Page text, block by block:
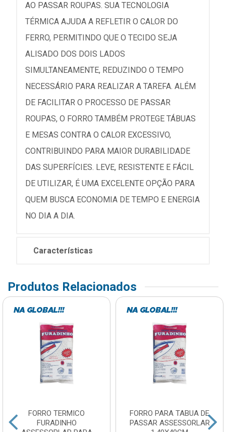
AO PASSAR ROUPAS. SUA TECNOLOGIA
TÉRMICA AJUDA A REFLETIR O CALOR DO
FERRO, PERMITINDO QUE O TECIDO SEJA
ALISADO DOS DOIS LADOS
SIMULTANEAMENTE, REDUZINDO O TEMPO
NECESSÁRIO PARA REALIZAR A TAREFA. ALÉM
DE FACILITAR O PROCESSO DE PASSAR
ROUPAS, O FORRO TAMBÉM PROTEGE TÁBUAS
E MESAS CONTRA O CALOR EXCESSIVO,
CONTRIBUINDO PARA MAIOR DURABILIDADE
DAS SUPERFÍCIES. LEVE, RESISTENTE E FÁCIL
DE UTILIZAR, É UMA EXCELENTE OPÇÃO PARA
QUEM BUSCA ECONOMIA DE TEMPO E ENERGIA
NO DIA A DIA.
Características
Produtos Relacionados
FORRO TERMICO
FURADINHO
FORRO PARA TABUA DE
PASSAR ASSESSORLAR